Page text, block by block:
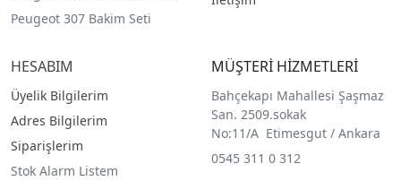
Peugeot 307 Bakim Seti
HESABIM
Üyelik Bilgilerim
Adres Bilgilerim
Siparişlerim
Stok Alarm Listem
MÜŞTERİ HİZMETLERİ
Bahçekapı Mahallesi Şaşmaz
San. 2509.sokak
No:11/A Etimesgut / Ankara
0545 311 0 312